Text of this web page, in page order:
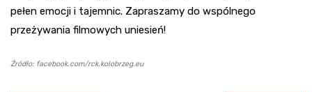
pełen emocji i tajemnic. Zapraszamy do wspólnego
przeżywania filmowych uniesień!
Źródło: facebook.com/rck.kolobrzeg.eu